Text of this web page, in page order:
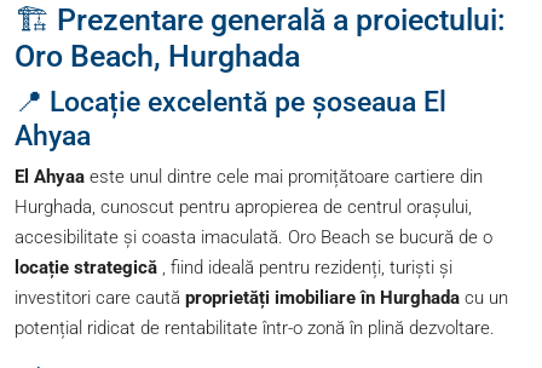
🏗️ Prezentare generală a proiectului:
Oro Beach, Hurghada
📍 Locație excelentă pe șoseaua El
Ahyaa
El Ahyaa este unul dintre cele mai promițătoare cartiere din
Hurghada, cunoscut pentru apropierea de centrul orașului,
accesibilitate și coasta imaculată. Oro Beach se bucură de o
locație strategică , fiind ideală pentru rezidenți, turiști și
investitori care caută proprietăți imobiliare în Hurghada cu un
potențial ridicat de rentabilitate într-o zonă în plină dezvoltare.